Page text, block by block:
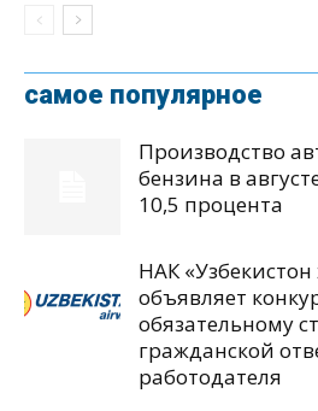
самое популярное
Производство
бензина в
10,5 процента
НАК
объявляет
обязательному
гражданской
работодателя